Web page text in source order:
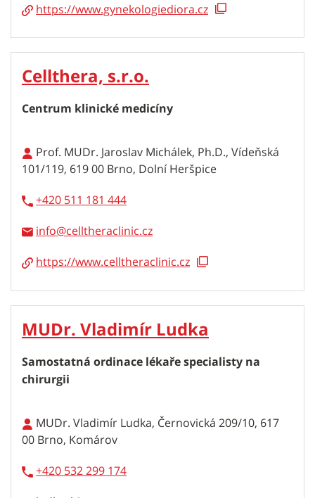
https://www.gynekologiediora.cz
Cellthera, s.r.o.
Centrum klinické medicíny
Prof. MUDr. Jaroslav Michálek, Ph.D., Vídeňská
101/119, 619 00 Brno, Dolní Heršpice
+420 511 181 444
info
https://www.celltheraclinic.cz
MUDr. Vladimír Ludka
Samostatná ordinace lékaře specialisty na
chirurgii
MUDr. Vladimír Ludka, Černovická 209/10, 617
00 Brno, Komárov
+420 532 299 174